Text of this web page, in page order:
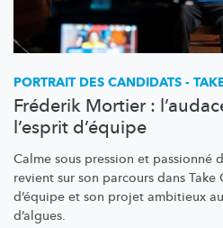
PORTRAIT DES CANDIDATS -
Fréderik Mortier :
l’esprit d’équipe
Calme sous pression et passionné
revient sur son parcours dans Take
d’équipe et son projet ambitieux
d’algues.